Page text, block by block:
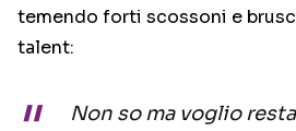
temendo forti scossoni e
talent:
Non so ma voglio